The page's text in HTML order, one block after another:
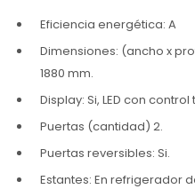
Eficiencia energética: A
Dimensiones: (ancho x
1880 mm.
Display: Si, LED con control
Puertas (cantidad) 2.
Puertas reversibles: Si.
Estantes: En refrigerador